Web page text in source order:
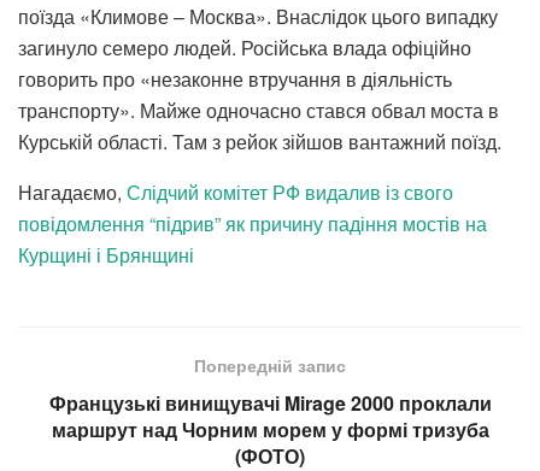
поїзда «Климове – Москва». Внаслідок цього випадку
загинуло семеро людей. Російська влада офіційно
говорить про «незаконне втручання в діяльність
транспорту». Майже одночасно стався обвал моста в
Курській області. Там з рейок зійшов вантажний поїзд.
Нагадаємо, Слідчий комітет РФ видалив із свого
повідомлення “підрив” як причину падіння мостів на
Курщині і Брянщині
Попередній запис
Французькі винищувачі Mirage 2000 проклали
маршрут над Чорним морем у формі тризуба
(ФОТО)